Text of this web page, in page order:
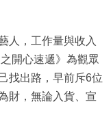
人，工作量與收入
開心速遞》為觀眾
找出路，早前斥6位
財，無論入貨、宣